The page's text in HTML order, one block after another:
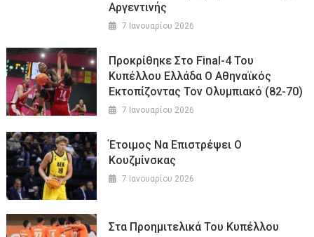
Αργεντινής
7 Ιανουαρίου 2026
Προκρίθηκε Στο Final-4 Του
Κυπέλλου Ελλάδα Ο Αθηναϊκός
Εκτοπίζοντας Τον Ολυμπιακό (82-70)
7 Ιανουαρίου 2026
Έτοιμος Να Επιστρέψει Ο
Κουζμίνσκας
7 Ιανουαρίου 2026
Στα Προημιτελικά Του Κυπέλλου